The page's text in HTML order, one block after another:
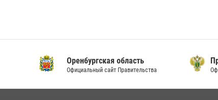
Оренбургская область
Официальный сайт Правительства